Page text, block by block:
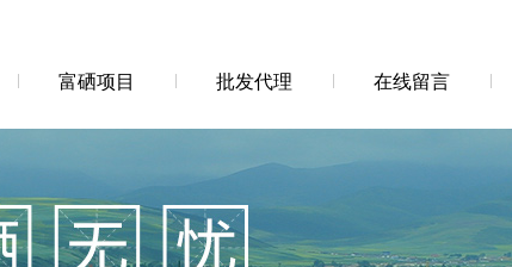
富硒项目 批发代理 在线留言